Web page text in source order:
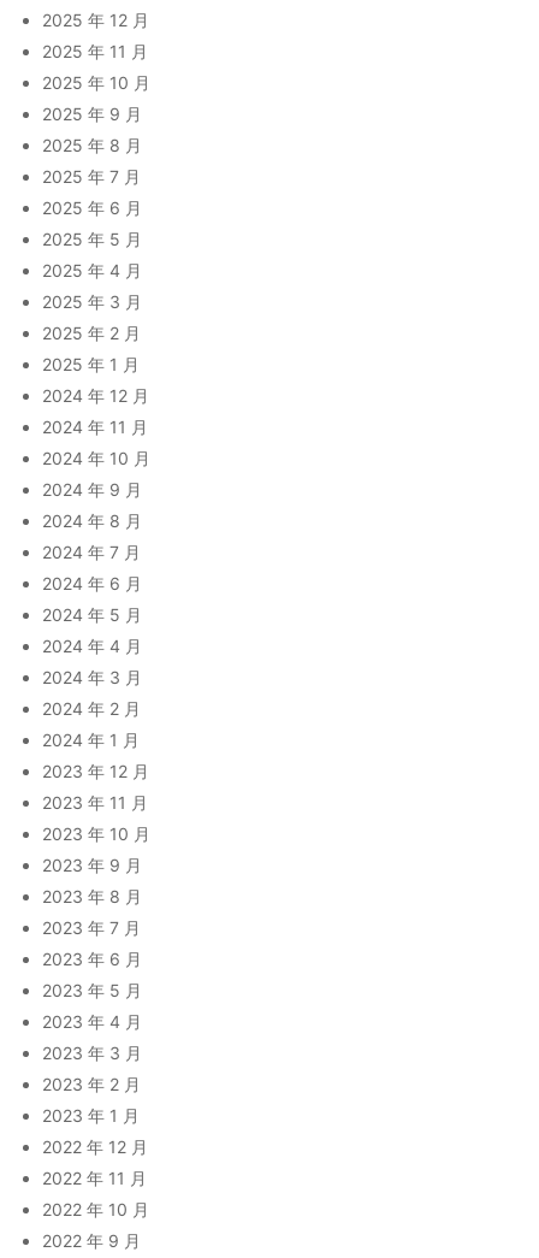
2025 年 12 月
2025 年 11 月
2025 年 10 月
2025 年 9 月
2025 年 8 月
2025 年 7 月
2025 年 6 月
2025 年 5 月
2025 年 4 月
2025 年 3 月
2025 年 2 月
2025 年 1 月
2024 年 12 月
2024 年 11 月
2024 年 10 月
2024 年 9 月
2024 年 8 月
2024 年 7 月
2024 年 6 月
2024 年 5 月
2024 年 4 月
2024 年 3 月
2024 年 2 月
2024 年 1 月
2023 年 12 月
2023 年 11 月
2023 年 10 月
2023 年 9 月
2023 年 8 月
2023 年 7 月
2023 年 6 月
2023 年 5 月
2023 年 4 月
2023 年 3 月
2023 年 2 月
2023 年 1 月
2022 年 12 月
2022 年 11 月
2022 年 10 月
2022 年 9 月